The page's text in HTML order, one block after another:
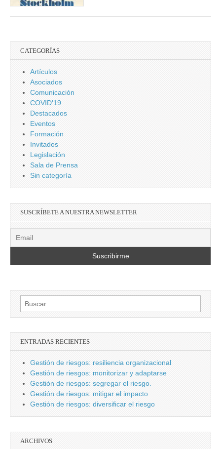
CATEGORÍAS
Artículos
Asociados
Comunicación
COVID'19
Destacados
Eventos
Formación
Invitados
Legislación
Sala de Prensa
Sin categoría
SUSCRÍBETE A NUESTRA NEWSLETTER
Buscar:
ENTRADAS RECIENTES
Gestión de riesgos: resiliencia organizacional
Gestión de riesgos: monitorizar y adaptarse
Gestión de riesgos: segregar el riesgo.
Gestión de riesgos: mitigar el impacto
Gestión de riesgos: diversificar el riesgo
ARCHIVOS